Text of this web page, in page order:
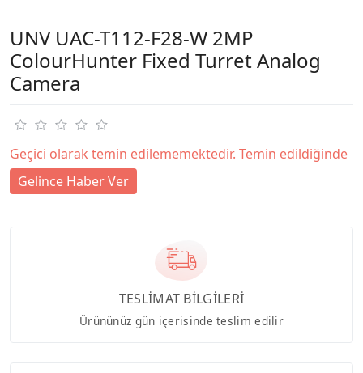
UNV UAC-T112-F28-W 2MP
ColourHunter Fixed Turret Analog
Camera
Geçici olarak temin edilememektedir. Temin edildiğinde
Gelince Haber Ver
TESLİMAT BİLGİLERİ
Ürününüz gün içerisinde teslim edilir